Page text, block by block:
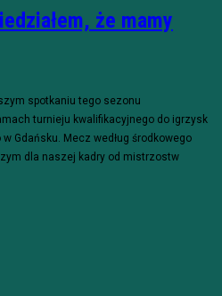
że mamy
spotkaniu tego sezonu
turnieju kwalifikacyjnego do igrzysk
Gdańsku. Mecz według środkowego
dla naszej kadry od mistrzostw